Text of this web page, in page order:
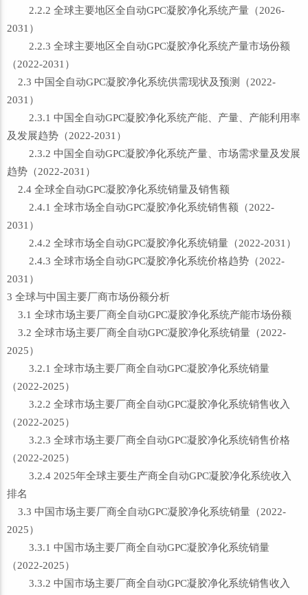
2.2.2 全球主要地区全自动GPC凝胶净化系统产量（2026-
2031）
2.2.3 全球主要地区全自动GPC凝胶净化系统产量市场份额
（2022-2031）
2.3 中国全自动GPC凝胶净化系统供需现状及预测（2022-
2031）
2.3.1 中国全自动GPC凝胶净化系统产能、产量、产能利用率
及发展趋势（2022-2031）
2.3.2 中国全自动GPC凝胶净化系统产量、市场需求量及发展
趋势（2022-2031）
2.4 全球全自动GPC凝胶净化系统销量及销售额
2.4.1 全球市场全自动GPC凝胶净化系统销售额（2022-
2031）
2.4.2 全球市场全自动GPC凝胶净化系统销量（2022-2031）
2.4.3 全球市场全自动GPC凝胶净化系统价格趋势（2022-
2031）
3 全球与中国主要厂商市场份额分析
3.1 全球市场主要厂商全自动GPC凝胶净化系统产能市场份额
3.2 全球市场主要厂商全自动GPC凝胶净化系统销量（2022-
2025）
3.2.1 全球市场主要厂商全自动GPC凝胶净化系统销量
（2022-2025）
3.2.2 全球市场主要厂商全自动GPC凝胶净化系统销售收入
（2022-2025）
3.2.3 全球市场主要厂商全自动GPC凝胶净化系统销售价格
（2022-2025）
3.2.4 2025年全球主要生产商全自动GPC凝胶净化系统收入
排名
3.3 中国市场主要厂商全自动GPC凝胶净化系统销量（2022-
2025）
3.3.1 中国市场主要厂商全自动GPC凝胶净化系统销量
（2022-2025）
3.3.2 中国市场主要厂商全自动GPC凝胶净化系统销售收入